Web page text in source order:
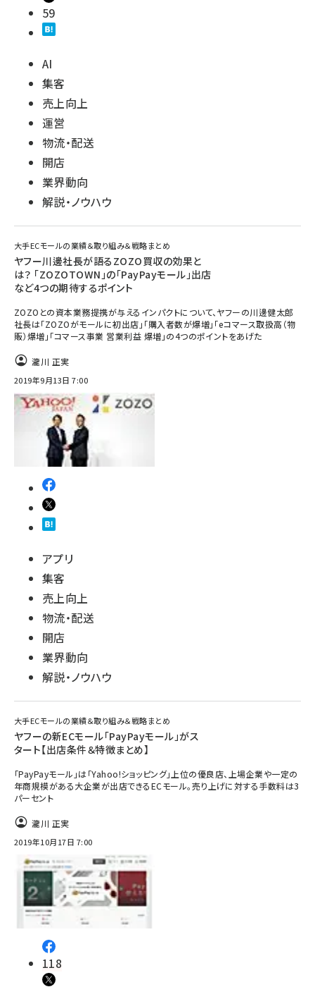
59
AI
集客
売上向上
運営
物流・配送
開店
業界動向
解説・ノウハウ
大手ECモールの業績＆取り組み＆戦略まとめ
ヤフー川邊社長が語るZOZO買収の効果と
は？ 「ZOZOTOWN」の「PayPayモール」出店
など4つの期待するポイント
ZOZOとの資本業務提携が与えるインパクトについて、ヤフーの川邊健太郎
社長は「ZOZOがモールに初出店」「購入者数が爆増」「eコマース取扱高（物
販）爆増」「コマース事業 営業利益 爆増」の4つのポイントをあげた
瀧川 正実
2019年9月13日 7:00
アプリ
集客
売上向上
物流・配送
開店
業界動向
解説・ノウハウ
大手ECモールの業績＆取り組み＆戦略まとめ
ヤフーの新ECモール「PayPayモール」がス
タート【出店条件＆特徴まとめ】
「PayPayモール」は「Yahoo!ショッピング」上位の優良店、上場企業や一定の
年商規模がある大企業が出店できるECモール。売り上げに対する手数料は3
パーセント
瀧川 正実
2019年10月17日 7:00
118